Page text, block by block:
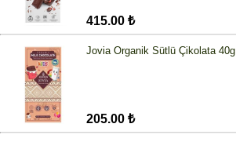
415.00 ₺
Jovia Organik Sütlü Çikolata 40g
205.00 ₺